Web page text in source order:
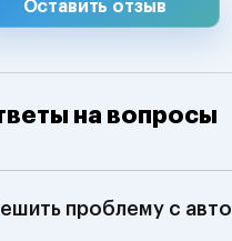
Оставить отзыв
на вопросы
проблему с авто